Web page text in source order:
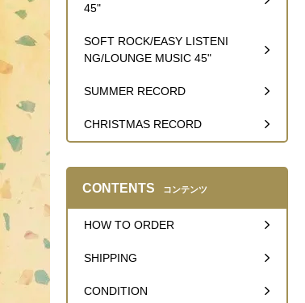
45"
SOFT ROCK/EASY LISTENI
NG/LOUNGE MUSIC 45"
SUMMER RECORD
CHRISTMAS RECORD
CONTENTS コンテンツ
HOW TO ORDER
SHIPPING
CONDITION